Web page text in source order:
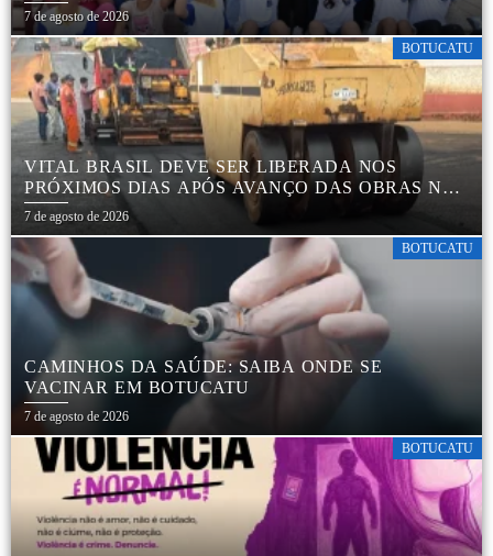
7 de agosto de 2026
BOTUCATU
VITAL BRASIL DEVE SER LIBERADA NOS
PRÓXIMOS DIAS APÓS AVANÇO DAS OBRAS NA
REGIÃO DA RODOVIÁRIA
7 de agosto de 2026
BOTUCATU
CAMINHOS DA SAÚDE: SAIBA ONDE SE
VACINAR EM BOTUCATU
7 de agosto de 2026
BOTUCATU